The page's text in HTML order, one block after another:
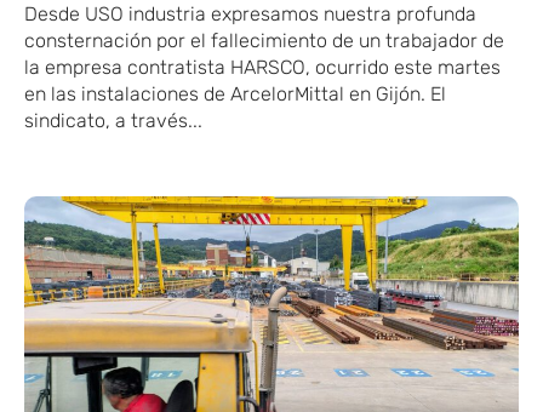
Desde USO ​industria expresamos nuestra profunda
consternación por el fallecimiento de un trabajador de
la empresa contratista HARSCO, ocurrido este martes
en las instalaciones de ArcelorMittal en Gijón. El
sindicato​, a través...